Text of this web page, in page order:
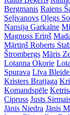
Bergmanis Raiens
Seļivanovs Oļegs
Nansija Garkalne
Magnuss Eriņš
Mārtiņš Roberts
Štrombergs Māris
Lotanna Okorie
Spurava Līva
Kristers Bratjaga
Komandspēle
Cipruss Justs
Jānis Niedra Jānis